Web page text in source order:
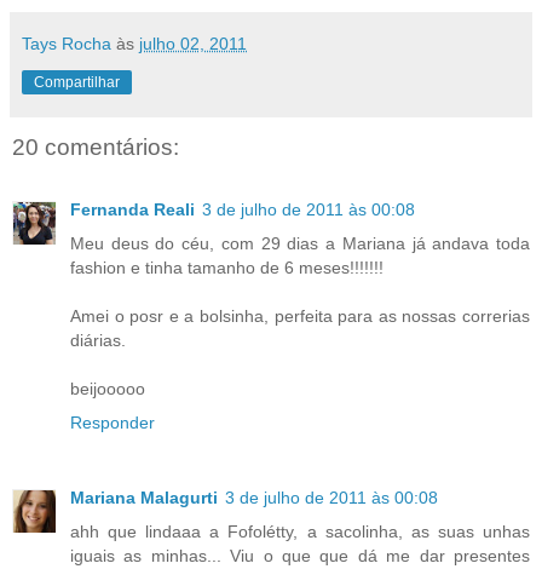
Tays Rocha às julho 02, 2011
Compartilhar
20 comentários:
Fernanda Reali 3 de julho de 2011 às 00:08
Meu deus do céu, com 29 dias a Mariana já andava toda
fashion e tinha tamanho de 6 meses!!!!!!!
Amei o posr e a bolsinha, perfeita para as nossas correrias
diárias.
beijooooo
Responder
Mariana Malagurti 3 de julho de 2011 às 00:08
ahh que lindaaa a Fofolétty, a sacolinha, as suas unhas
iguais as minhas... Viu o que que dá me dar presentes